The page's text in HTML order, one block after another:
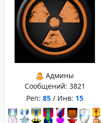
Админы
Сообщений: 3821
Реп: 85 / Инв: 15